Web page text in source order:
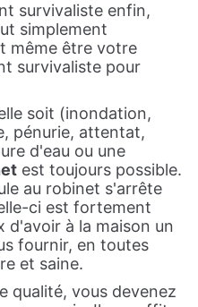
survivaliste enfin,
simplement
même être votre
survivaliste pour
soit (inondation,
pénurie, attentat,
d'eau ou une
est toujours possible.
au robinet s'arrête
ci est fortement
d'avoir à la maison un
fournir, en toutes
et saine.
qualité, vous devenez